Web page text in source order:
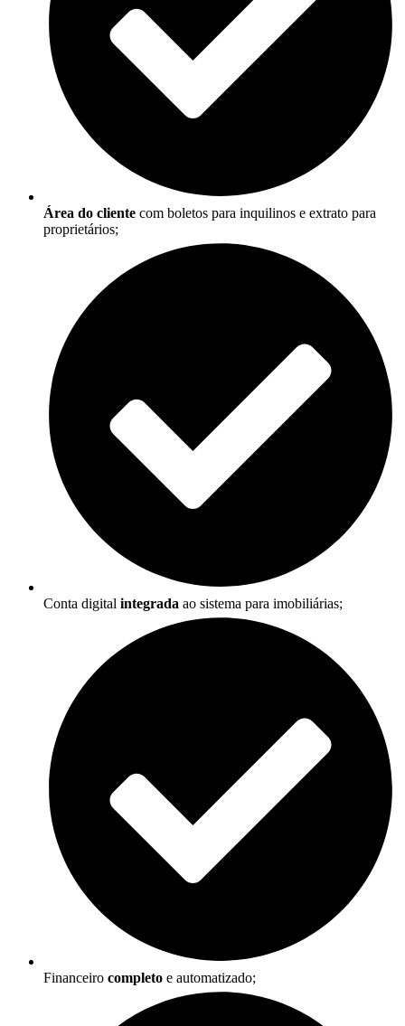
Área do cliente com boletos para inquilinos e extrato para
proprietários;
Conta digital integrada ao sistema para imobiliárias;
Financeiro completo e automatizado;